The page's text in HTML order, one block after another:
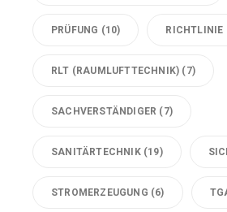
PRÜFUNG (10) RICHTLINIE
RLT (RAUMLUFTTECHNIK) (7)
SACHVERSTÄNDIGER (7)
SANITÄRTECHNIK(19)
STROMERZEUGUNG (6)